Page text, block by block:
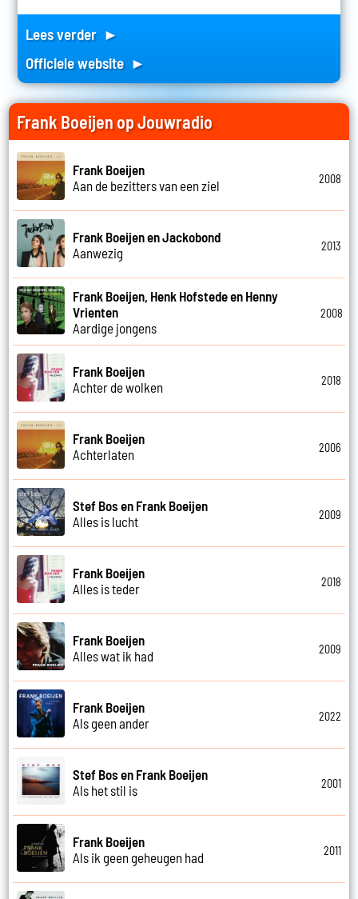
Lees verder ►
Officiele website ►
Frank Boeijen op Jouwradio
Frank Boeijen
Aan de bezitters van een ziel
2008
Frank Boeijen en Jackobond
Aanwezig
2013
Frank Boeijen, Henk Hofstede en Henny
Vrienten
Aardige jongens
2008
Frank Boeijen
Achter de wolken
2018
Frank Boeijen
Achterlaten
2006
Stef Bos en Frank Boeijen
Alles is lucht
2009
Frank Boeijen
Alles is teder
2018
Frank Boeijen
Alles wat ik had
2009
Frank Boeijen
Als geen ander
2022
Stef Bos en Frank Boeijen
Als het stil is
2001
Frank Boeijen
Als ik geen geheugen had
2011